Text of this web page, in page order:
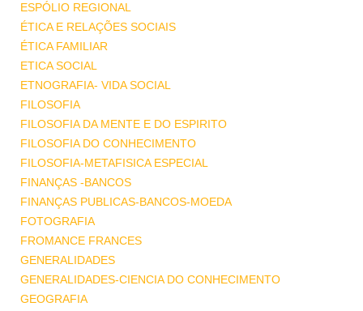
ESPÓLIO REGIONAL
ÉTICA E RELAÇÕES SOCIAIS
ÉTICA FAMILIAR
ETICA SOCIAL
ETNOGRAFIA- VIDA SOCIAL
FILOSOFIA
FILOSOFIA DA MENTE E DO ESPIRITO
FILOSOFIA DO CONHECIMENTO
FILOSOFIA-METAFISICA ESPECIAL
FINANÇAS -BANCOS
FINANÇAS PUBLICAS-BANCOS-MOEDA
FOTOGRAFIA
FROMANCE FRANCES
GENERALIDADES
GENERALIDADES-CIENCIA DO CONHECIMENTO
GEOGRAFIA